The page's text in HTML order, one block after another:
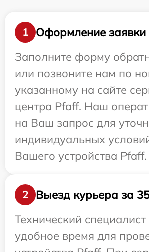
1
Оформление заявки
Заполните форму
или позвоните нам по
указанному на сайте
центра Pfaff. Наш
на Ваш запрос для
индивидуальных
Вашего устройства Pfaff.
2
Выезд курьера за
Технический
удобное время для